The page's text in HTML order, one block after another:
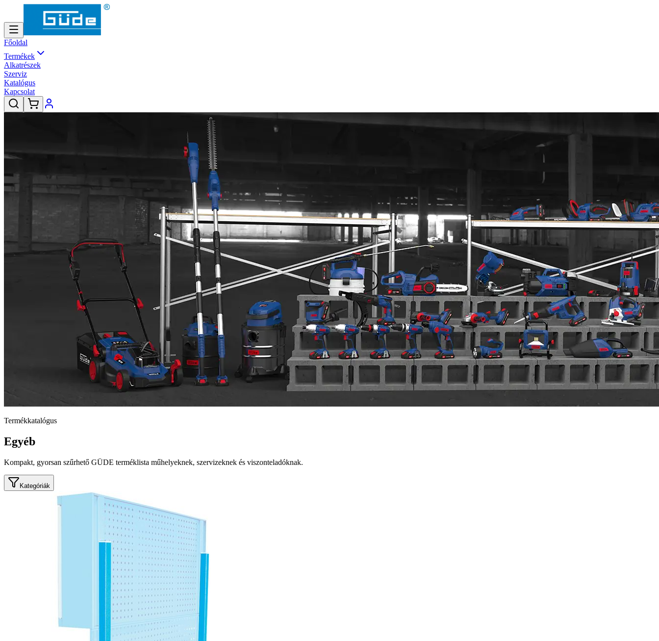
Főoldal
Termékek
Alkatrészek
Szerviz
Katalógus
Kapcsolat
Termékkatalógus
Egyéb
Kompakt, gyorsan szűrhető GÜDE terméklista műhelyeknek, szervizeknek és viszonteladóknak.
Kategóriák